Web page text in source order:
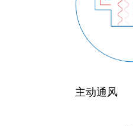
主动通风